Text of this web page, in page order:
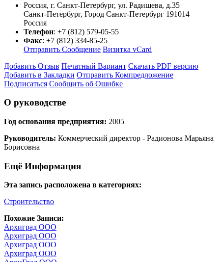
Россия, г. Санкт-Петербург, ул. Радищева, д.35
Санкт-Петербург, Город Санкт-Петербург 191014
Россия
Телефон: +7 (812) 579-05-55
Факс: +7 (812) 334-85-25
Отправить Сообщение Визитка vCard
Добавить Отзыв Печатный Вариант Скачать PDF версию
Добавить в Закладки Отправить Компредложение
Подписаться Сообщить об Ошибке
О руководстве
Год основания предприятия: 2005
Руководитель: Коммерческий директор - Радионова Марьяна
Борисовна
Ещё Информация
Эта запись расположена в категориях:
Строительство
Похожие Записи:
Архиград ООО
Архиград ООО
Архиград ООО
Архиград ООО